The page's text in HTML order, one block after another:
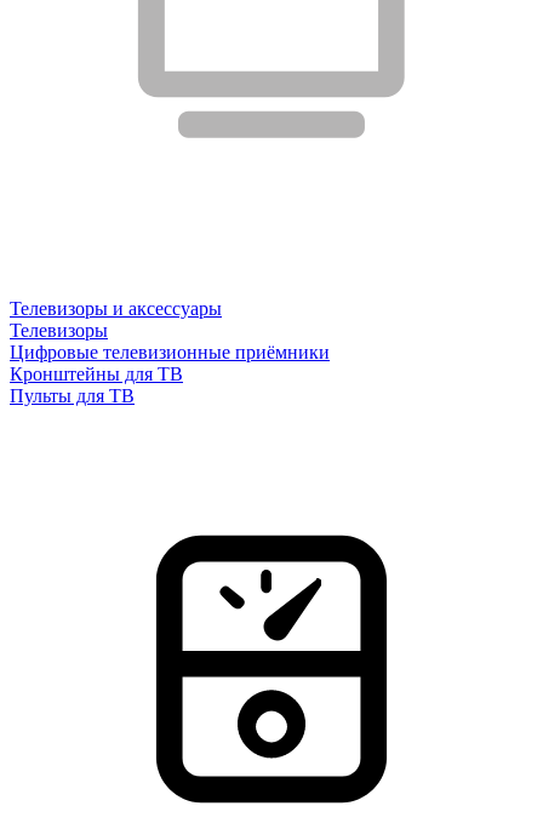
Телевизоры и аксессуары
Телевизоры
Цифровые телевизионные приёмники
Кронштейны для ТВ
Пульты для ТВ